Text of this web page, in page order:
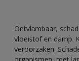
Ontvlambaar,
vloeistof en damp.
veroorzaken.